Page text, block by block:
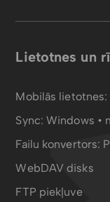
Lietotnes un
Mobilās lietotnes:
Sync:Windows •
Failu konvertors:
WebDAV disks
FTP piekļuve